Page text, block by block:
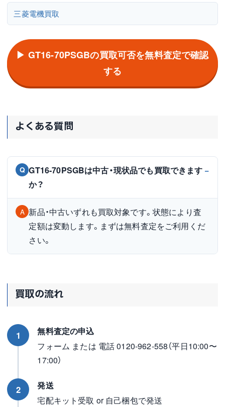
三菱電機買取
▶ GT16-70PSGBの買取可否を無料査定で確認
する
よくある質問
Q GT16-70PSGBは中古・現状品でも買取できます
か？
A 新品・中古いずれも買取対象です。状態により査
定額は変動します。まずは無料査定をご利用くだ
さい。
買取の流れ
1
無料査定の申込
フォーム または 電話 0120-962-558（平日10:00〜
17:00）
2
発送
宅配キット受取 or 自己梱包で発送